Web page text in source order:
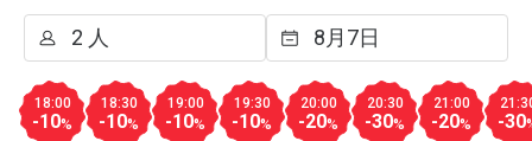
18:00
-10%
18:30
-10%
19:00
-10%
19:30
-10%
20:00
-20%
20:30
-30%
21:00
-20% -30